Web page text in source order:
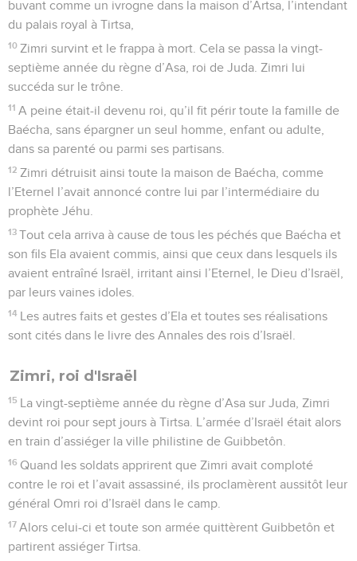
buvant comme un ivrogne dans la maison d’Artsa, l’intendant
du palais royal à Tirtsa,
10 Zimri survint et le frappa à mort. Cela se passa la vingt-
septième année du règne d’Asa, roi de Juda. Zimri lui
succéda sur le trône.
11 A peine était-il devenu roi, qu’il fit périr toute la famille de
Baécha, sans épargner un seul homme, enfant ou adulte,
dans sa parenté ou parmi ses partisans.
12 Zimri détruisit ainsi toute la maison de Baécha, comme
l’Eternel l’avait annoncé contre lui par l’intermédiaire du
prophète Jéhu.
13 Tout cela arriva à cause de tous les péchés que Baécha et
son fils Ela avaient commis, ainsi que ceux dans lesquels ils
avaient entraîné Israël, irritant ainsi l’Eternel, le Dieu d’Israël,
par leurs vaines idoles.
14 Les autres faits et gestes d’Ela et toutes ses réalisations
sont cités dans le livre des Annales des rois d’Israël.
Zimri, roi d'Israël
15 La vingt-septième année du règne d’Asa sur Juda, Zimri
devint roi pour sept jours à Tirtsa. L’armée d’Israël était alors
en train d’assiéger la ville philistine de Guibbetôn.
16 Quand les soldats apprirent que Zimri avait comploté
contre le roi et l’avait assassiné, ils proclamèrent aussitôt leur
général Omri roi d’Israël dans le camp.
17 Alors celui-ci et toute son armée quittèrent Guibbetôn et
partirent assiéger Tirtsa.